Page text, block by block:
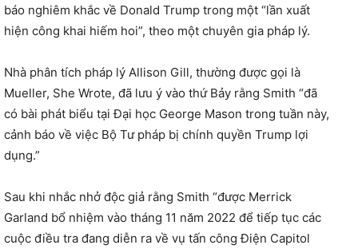
báo nghiêm khắc về Donald Trump trong một “lần xuất
hiện công khai hiếm hoi”, theo một chuyên gia pháp lý.
Nhà phân tích pháp lý Allison Gill, thường được gọi là
Mueller, She Wrote, đã lưu ý vào thứ Bảy rằng Smith “đã
có bài phát biểu tại Đại học George Mason trong tuần này,
cảnh báo về việc Bộ Tư pháp bị chính quyền Trump lợi
dụng.”
Sau khi nhắc nhở độc giả rằng Smith “được Merrick
Garland bổ nhiệm vào tháng 11 năm 2022 để tiếp tục các
cuộc điều tra đang diễn ra về vụ tấn công Điện Capitol